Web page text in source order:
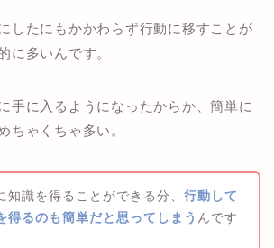
したにもかかわらず行動に移すことが
に多いんです。
手に入るようになったからか、簡単に
ちゃくちゃ多い。
知識を得ることができる分、 行動して
得るのも簡単だと思ってしまう んです